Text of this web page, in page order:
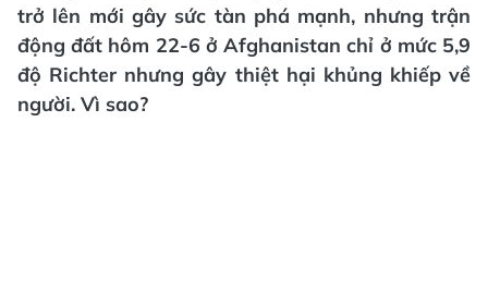
trở lên mới gây sức tàn phá mạnh, nhưng trận
động đất hôm 22-6 ở Afghanistan chỉ ở mức 5,9
độ Richter nhưng gây thiệt hại khủng khiếp về
người. Vì sao?